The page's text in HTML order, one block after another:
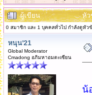
ผู้เขียน หัว
0 สมาชิก และ 1 บุคคลทั่วไป กำลังดูหัว
หนุน'21
Global Moderator
Cmadong อภิมหาอมตะเซียน
น้